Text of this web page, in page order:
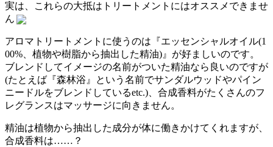
実は、これらの大抵はトリートメントにはオススメできませ
ん
アロマトリートメントに使うのは『エッセンシャルオイル(1
00%、植物や樹脂から抽出した精油)』が好ましいのです。
ブレンドしてイメージの名前がついた精油なら良いのですが
(たとえば『森林浴』という名前でサンダルウッドやパイン
ニードルをブレンドしているetc.)、合成香料がたくさんのフ
レグランスはマッサージに向きません。
精油は植物から抽出した成分が体に働きかけてくれますが、
合成香料は……？